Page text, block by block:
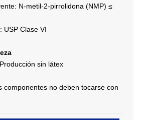
N-metil-2-pirrolidona (NMP) ≤
USP Clase VI
sin látex
componentes no deben tocarse con